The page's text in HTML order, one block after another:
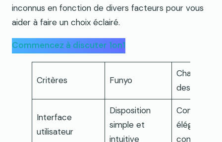
inconnus en fonction de divers facteurs pour vous
aider à faire un choix éclairé.
Commencez à discuter 1on1
Critères Funyo
Chatter
des
Interface
utilisateur
Disposition
simple et
intuitive
Conception
élégante et
conviviale